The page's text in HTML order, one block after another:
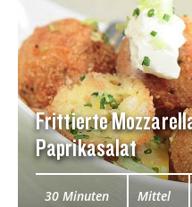
Frittierte
Paprikasalat
30 Minuten Mittel